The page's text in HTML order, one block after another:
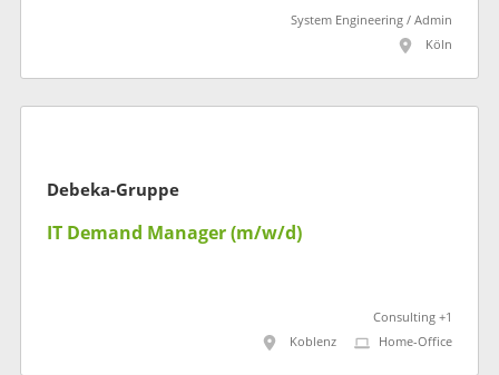
System Engineering / Admin
Köln
Debeka-Gruppe
IT Demand Manager (m/w/d)
Consulting +1
Koblenz
Home-Office